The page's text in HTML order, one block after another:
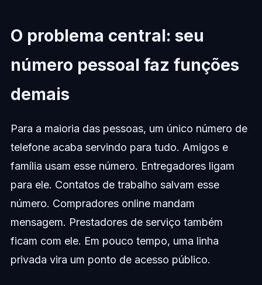
O problema central: seu
número pessoal faz funções
demais
Para a maioria das pessoas, um único número de
telefone acaba servindo para tudo. Amigos e
família usam esse número. Entregadores ligam
para ele. Contatos de trabalho salvam esse
número. Compradores online mandam
mensagem. Prestadores de serviço também
ficam com ele. Em pouco tempo, uma linha
privada vira um ponto de acesso público.